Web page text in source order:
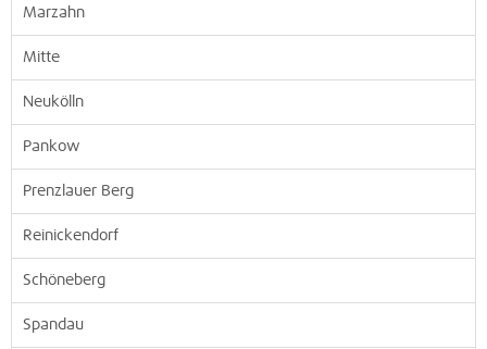
Marzahn
Mitte
Neukölln
Pankow
Prenzlauer Berg
Reinickendorf
Schöneberg
Spandau